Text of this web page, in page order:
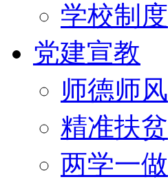
学校制度
党建宣教
师德师风
精准扶贫
两学一做